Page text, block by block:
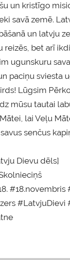
un kristīgo
savā zemē.
un latvju
bet arī
ugunskuru
paciņu sviesta
Lūgsim
mūsu tautai
lai Veļu
senčus
Dievu dēls]
#LatvjuDievi